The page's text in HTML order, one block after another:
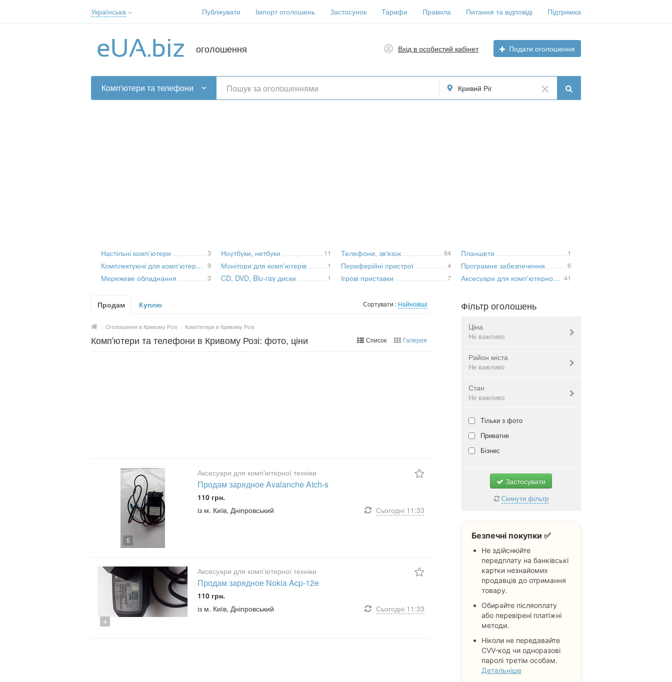
Українська
Українська
Публікувати Імпорт оголошень Застосунок Тарифи Правила Питання та відповіді Підтримка
оголошення Вхід в особистий кабінет Подати оголошення
Комп'ютери та телефони Кривий Ріг
Настільні комп'ютери 3
Комплектуючі для комп'ютерної техніки 9
Мережеве обладнання 3
Ноутбуки, нетбуки 11
Монітори для комп'ютерів 1
CD, DVD, Blu-ray диски 1
Телефони, зв'язок 64
Периферійні пристрої 4
Ігрові приставки 7
Планшети 1
Програмне забезпечення 6
Аксесуари для комп'ютерної техніки 41
Продам Куплю Сортувати : Найновіші
/ Оголошення в Кривому Розі / Комп'ютери в Кривому Розі
Комп'ютери та телефони в Кривому Розі: фото, ціни Список Галерея
5
Аксесуари для комп'ютерної техніки
Продам зарядное Avalanche Atch-s
110 грн.
із м. Київ, Дніпровський
Сьогодні 11:33
4
Аксесуари для комп'ютерної техніки
Продам зарядное Nokia Acp-12e
110 грн.
із м. Київ, Дніпровський
Сьогодні 11:33
Фільтр оголошень
Ціна
Не важливо
Валюта:грн.
Не важливо
Район міста
Не важливо
Інгулецький
Довгинцівський
Жовтневий
Саксаганський
Центрально-Міський
Не важливо
Стан
Не важливо
Нове
Б/в
Не важливо
Тільки з фото
Приватне
Бізнес
Застосувати
Скинути фільтр
Безпечні покупки ✅
Не здійснюйте
передплату на банківські
картки незнайомих
продавців до отримання
товару.
Обирайте післяоплату
або перевірені платіжні
методи.
Ніколи не передавайте
CVV-код чи одноразові
паролі третім особам.
Детальніше